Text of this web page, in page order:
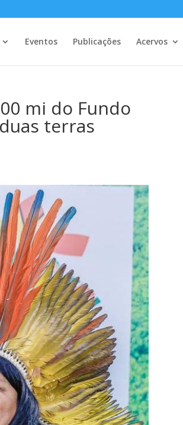
Eventos Publicações Acervos
mi do Fundo
terras